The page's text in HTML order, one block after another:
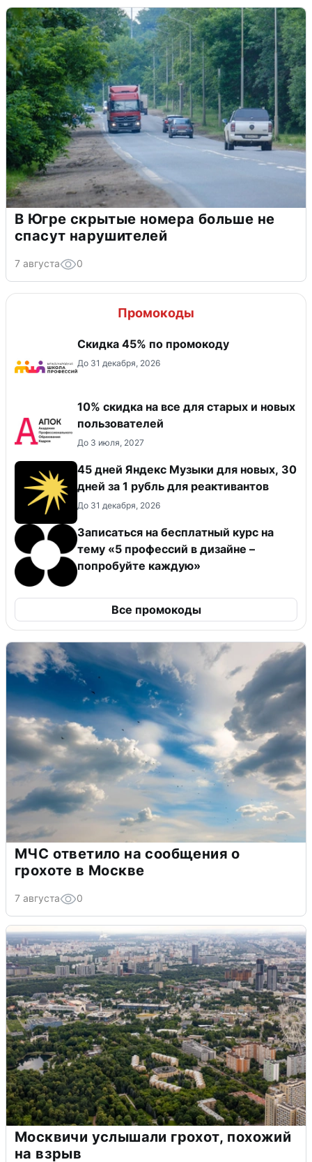
В Югре скрытые номера больше не
спасут нарушителей
7 августа 0
Промокоды
Скидка 45% по промокоду
До 31 декабря, 2026
10% скидка на все для старых и новых
пользователей
До 3 июля, 2027
45 дней Яндекс Музыки для новых, 30
дней за 1 рубль для реактивантов
До 31 декабря, 2026
Записаться на бесплатный курс на
тему «5 профессий в дизайне –
попробуйте каждую»
Все промокоды
МЧС ответило на сообщения о
грохоте в Москве
7 августа 0
Москвичи услышали грохот, похожий
на взрыв